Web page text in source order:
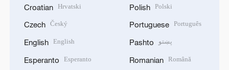
Croatian Hrvatski
Czech Český
English English
Esperanto Esperanto
Polish Polski
Portuguese Português
Pashto پښتو
Romanian Română